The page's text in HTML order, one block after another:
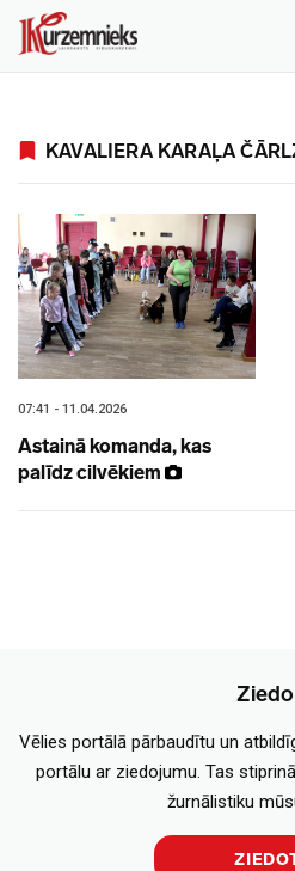
KAVALIERA KARAĻA
07:41 - 11.04.2026
Astainā komanda, kas
palīdz cilvēkiem
Vēlies portālā pārbaudītu un
portālu ar ziedojumu. Tas
žurnālistiku